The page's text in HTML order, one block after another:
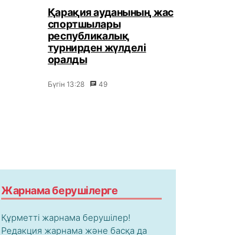
Қарақия ауданының жас
спортшылары
республикалық
турнирден жүлделі
оралды
Бүгін 13:28 49
Жарнама берушілерге
Құрметті жарнама берушілер!
Редакция жарнама және басқа да